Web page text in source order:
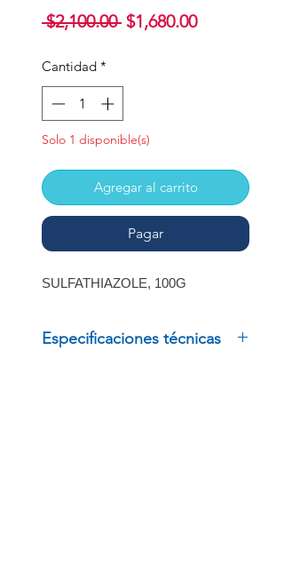
$2,100.00 Precio
$1,680.00Precio
Cantidad *
Solo 1 disponible(s)
Agregar al carrito
Pagar
SULFATHIAZOLE, 100G
Especificaciones técnicas